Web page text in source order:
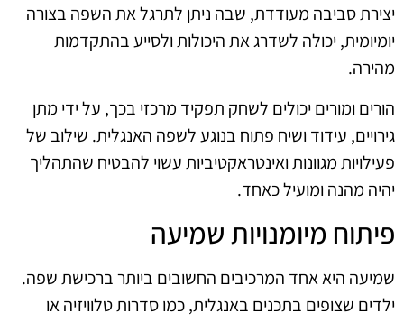
יצירת סביבה מעודדת, שבה ניתן לתרגל את השפה בצורה
יומיומית, יכולה לשדרג את היכולות ולסייע בהתקדמות
מהירה.
הורים ומורים יכולים לשחק תפקיד מרכזי בכך, על ידי מתן
גירויים, עידוד ושיח פתוח בנוגע לשפה האנגלית. שילוב של
פעילויות מגוונות ואינטראקטיביות עשוי להבטיח שהתהליך
יהיה מהנה ומועיל כאחד.
פיתוח מיומנויות שמיעה
שמיעה היא אחד המרכיבים החשובים ביותר ברכישת שפה.
ילדים שצופים בתכנים באנגלית, כמו סדרות טלוויזיה או